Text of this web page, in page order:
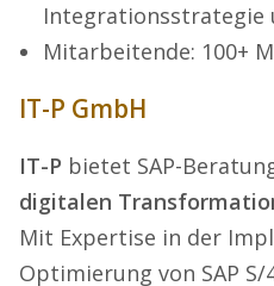
Integrationsstrategie
Mitarbeitende: 100+
IT-P GmbH
IT-P bietet SAP-
digitalen
Mit Expertise in der
Optimierung von SAP S/